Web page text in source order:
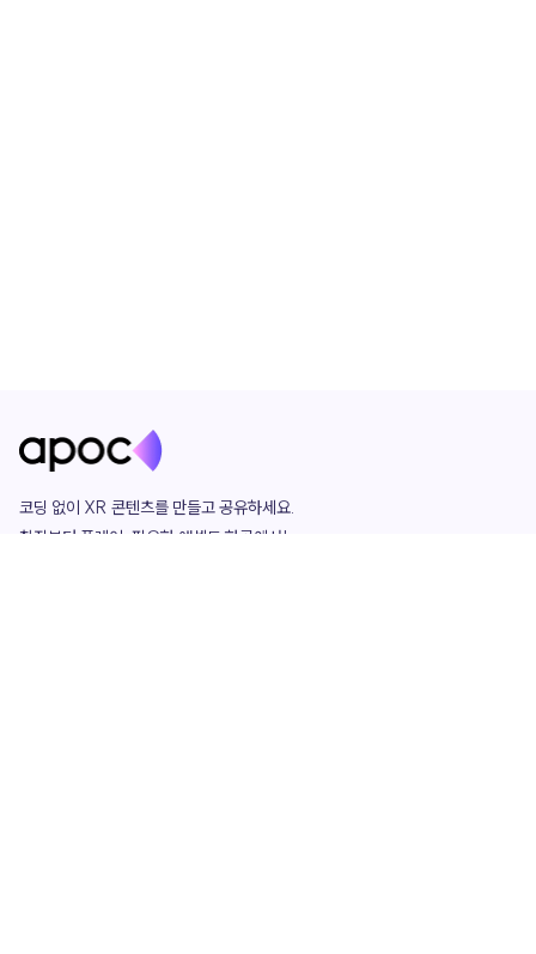
코딩 없이 XR 콘텐츠를 만들고 공유하세요.
창작부터 플레이, 필요한 애셋도 한곳에서!